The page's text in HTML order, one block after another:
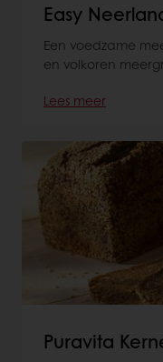
Easy
Een voedzame
en volkoren
Lees meer
Puravita